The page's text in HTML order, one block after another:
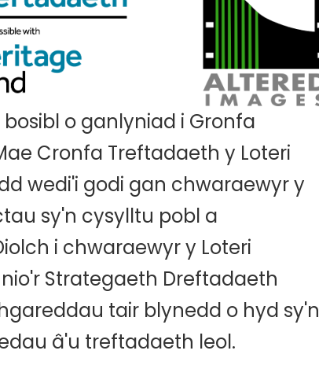
o ganlyniad i Gronfa
Cronfa Treftadaeth y Loteri
wedi'i godi gan chwaraewyr y
sy'n cysylltu pobl a
i chwaraewyr y Loteri
Strategaeth Dreftadaeth
tair blynedd o hyd sy'n
â'u treftadaeth leol.